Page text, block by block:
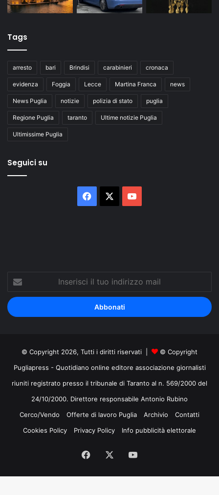
Tags
arresto bari Brindisi carabinieri cronaca
evidenza Foggia Lecce Martina Franca news
News Puglia notizie polizia di stato puglia
Regione Puglia taranto Ultime notizie Puglia
Ultimissime Puglia
Seguici su
Facebook
tuo
indirizzo
mail
© Copyright 2026, Tutti i diritti riservati |
© Copyright
Pugliapress - Quotidiano online editore associazione giornalisti
riuniti registrato presso il tribunale di Taranto al n. 569/2000 del
24/10/2000. Direttore responsabile Antonio Rubino
Cerco/Vendo
Offerte di lavoro Puglia Archivio
Contatti
Cookies Policy
Privacy Policy Info pubblicità elettorale
Facebook
Tube